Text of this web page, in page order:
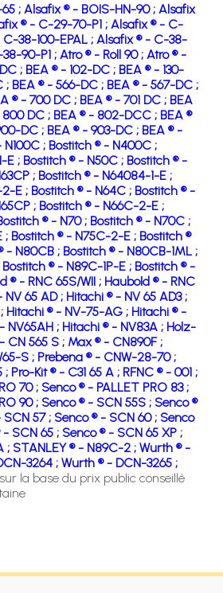
; Alsafix ® - BOIS-HN-90 ; Alsafix
® - C-29-70-P1 ; Alsafix ® - C-
38-100-EPAL ; Alsafix ® - C-38-
90-P1 ; Atro ® - Roll 90 ; Atro ® -
; BEA ® - 102-DC ; BEA ® - 130-
; BEA ® - 566-DC ; BEA ® - 567-DC ;
® - 700 DC ; BEA ® - 701 DC ; BEA
800 DC ; BEA ® - 802-DCC ; BEA ®
DC ; BEA ® - 903-DC ; BEA ® -
; Bostitch ® - N400C ;
E ; Bostitch ® - N50C ; Bostitch ® -
; Bostitch ® - N64084-1-E ;
E ; Bostitch ® - N64C ; Bostitch ® -
; Bostitch ® - N66C-2-E ;
® - N70 ; Bostitch ® - N70C ;
; Bostitch ® - N75C-2-E ; Bostitch ®
- N80CB ; Bostitch ® - N80CB-1ML ;
Bostitch ® - N89C-1P-E ; Bostitch ® -
® - RNC 65S/WII ; Haubold ® - RNC
NV 65 AD ; Hitachi ® - NV 65 AD3 ;
Hitachi ® - NV-75-AG ; Hitachi ® -
NV65AH ; Hitachi ® - NV83A ; Holz-
CN 565 S ; Max ® - CN890F ;
S ; Prebena ® - CNW-28-70 ;
; Pro-Kit ® - C31 65 A ; RFNC ® - 001 ;
70 ; Senco ® - PALLET PRO 83 ;
90 ; Senco ® - SCN 55S ; Senco ®
57 ; Senco ® - SCN 60 ; Senco
- SCN 65 ; Senco ® - SCN 65 XP ;
; STANLEY ® - N89C-2 ; Wurth ® -
3264 ; Wurth ® - DCN-3265 ;
la base du prix public conseillé